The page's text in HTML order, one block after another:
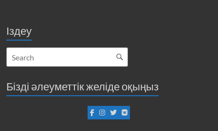
Іздеу
Бізді әлеуметтік желіде оқыңыз